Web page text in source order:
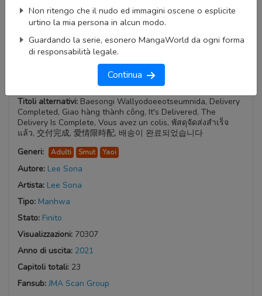
Non ritengo che il nudo ed immagini oscene o esplicite
urtino la mia persona in alcun modo.
Guardando la serie, esonero MangaWorld da ogni forma
di responsabilità legale.
Continua
Delivery Complete
Titoli alternativi: Baesongi Wallyodoeeotseumnida, Delivery
Completed, Giao hàng thành công, It's Delivered, The
Delivery Is Complete, Vous avez un colis, พัสดุจัดส่งสำเร็จ
แล้ว, 交付完成, 愛情限時配, 배송이 완료되었습니다
Generi:
Adulti Smut Yaoi
Autore: Lee Sona
Artista: Lee Sona
Tipo: Manhwa
Stato: Finito
Visualizzazioni: 70307
Anno di uscita: 2021
Capitoli totali: 23
Fansub:JMA Scan Group